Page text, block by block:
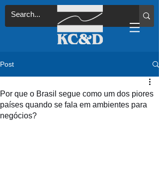
Post
Por que o Brasil segue como um dos piores
países quando se fala em ambientes para
negócios?